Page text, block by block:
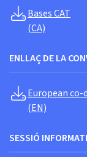
Bases CAT
(CA)
ENLLAÇ DE LA
European co-
(EN)
SESSIÓ